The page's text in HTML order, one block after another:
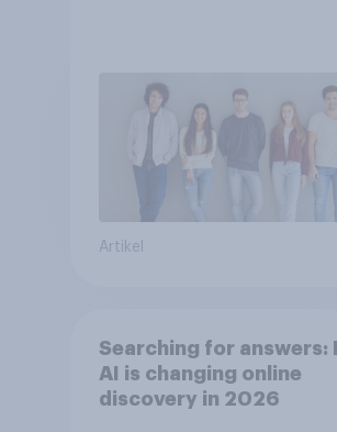
Artikel
Searching for answers:
AI is changing online
discovery in 2026